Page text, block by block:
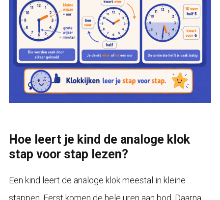
Hoe leert je kind de analoge klok
stap voor stap lezen?
Een kind leert de analoge klok meestal in kleine
stappen. Eerst komen de hele uren aan bod. Daarna